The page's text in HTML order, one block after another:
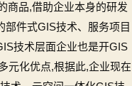
的
地
图
视
商品,借助企业本身的研发
件式GIS技术、服务项目
技术层面企业也是开GIS
元化优点,根据此,企业现在